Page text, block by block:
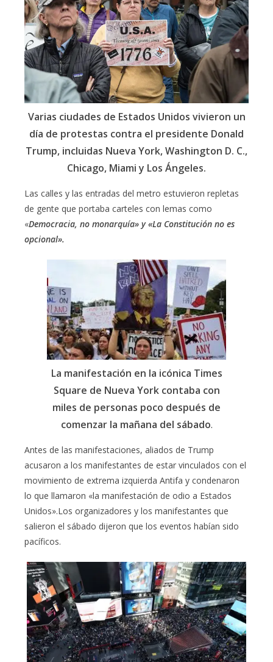
Varias ciudades de Estados Unidos vivieron un
día de protestas contra el presidente Donald
Trump, incluidas Nueva York, Washington D. C.,
Chicago, Miami y Los Ángeles.
Las calles y las entradas del metro estuvieron repletas
de gente que portaba carteles con lemas como
«Democracia, no monarquía» y «La Constitución no es
opcional».
La manifestación en la icónica Times
Square de Nueva York contaba con
miles de personas poco después de
comenzar la mañana del sábado.
Antes de las manifestaciones, aliados de Trump
acusaron a los manifestantes de estar vinculados con el
movimiento de extrema izquierda Antifa y condenaron
lo que llamaron «la manifestación de odio a Estados
Unidos».Los organizadores y los manifestantes que
salieron el sábado dijeron que los eventos habían sido
pacíficos.